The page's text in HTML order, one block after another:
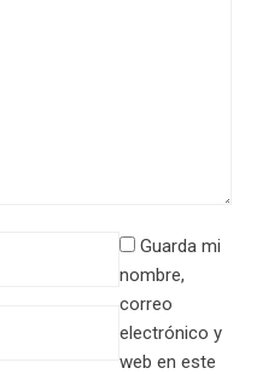
Guarda mi
nombre,
correo
electrónico y
web en este